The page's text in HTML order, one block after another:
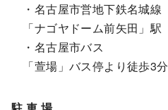
・名古屋市営地下鉄名城線
「ナゴヤドーム前矢田」駅
・名古屋市バス
「萱場」バス停より徒歩3分